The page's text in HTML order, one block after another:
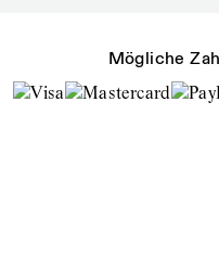
Mögliche